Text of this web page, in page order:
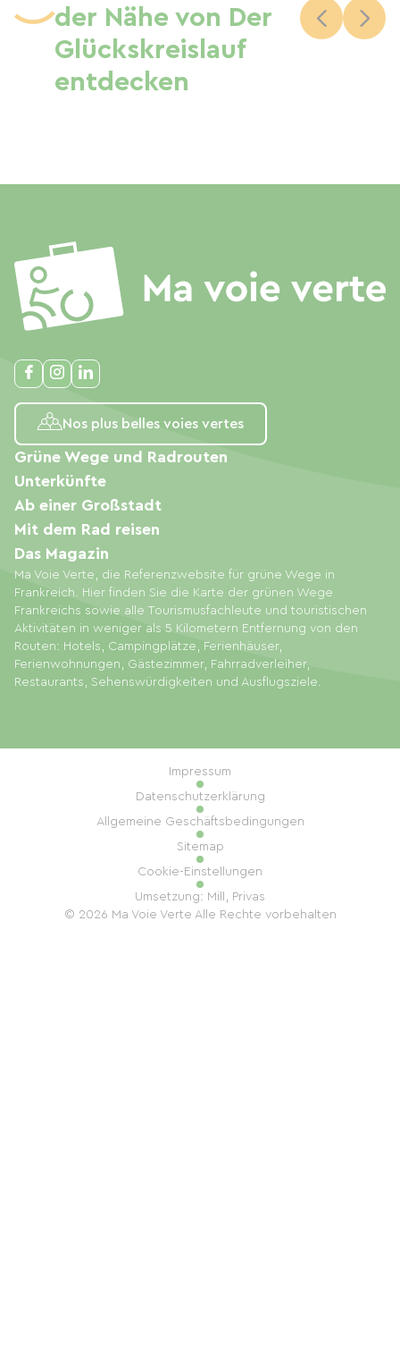
der Nähe von Der
Glückskreislauf
entdecken
Nos plus belles voies vertes
Ma Voie Verte, die Referenzwebsite für grüne Wege in
Frankreich. Hier finden Sie die Karte der grünen Wege
Frankreichs sowie alle Tourismusfachleute und touristischen
Aktivitäten in weniger als 5 Kilometern Entfernung von den
Routen: Hotels, Campingplätze, Ferienhäuser,
Ferienwohnungen, Gästezimmer, Fahrradverleiher,
Restaurants, Sehenswürdigkeiten und Ausflugsziele.
Grüne Wege und Radrouten
Unterkünfte
Ab einer Großstadt
Mit dem Rad reisen
Das Magazin
© 2026 Ma Voie Verte Alle Rechte vorbehalten
Impressum
Datenschutzerklärung
Allgemeine Geschäftsbedingungen
Sitemap
Cookie-Einstellungen
Umsetzung: Mill, Privas